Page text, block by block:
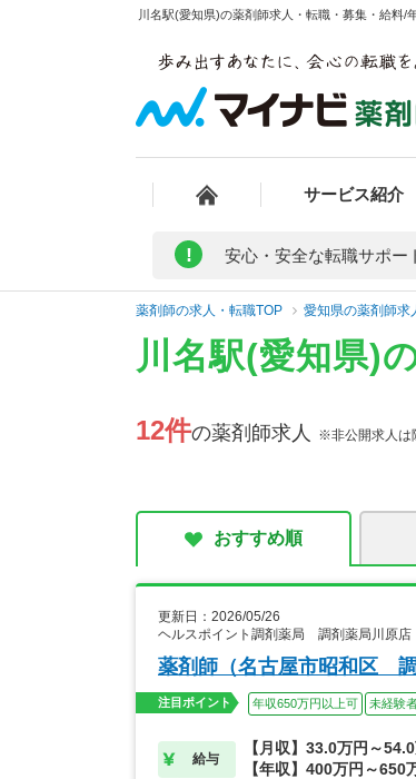
川名駅(愛知県)の薬剤師求人・転職・募集・給料/
サービス紹介
! 安心・安全な転職サポー
薬剤師の求人・転職TOP 愛知県の薬剤師求
川名駅(愛知県)
12件の薬剤師求人 ※非公開求人は
おすすめ順
更新日：2026/05/26
ヘルスポイント調剤薬局 調剤薬局川原
薬剤師（名古屋市昭和区 調
注目ポイント 年収650万円以上可 未経験
給与
【月収】33.0万円～
【年収】400万円～650